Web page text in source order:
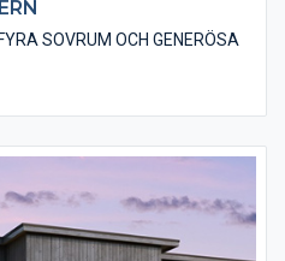
SOVRUM OCH GENERÖSA
med plåt. Den moderna
kan fritt välja alternativa
personliga touch.